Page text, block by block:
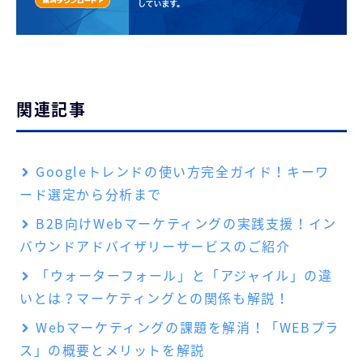
関連記事
Googleトレンドの使い方完全ガイド！キーワ
ード選定から分析まで
B2B向けWebマーケティングの実践支援！イン
バウンドアドバイザリーサービスのご紹介
「ウォーターフォール」と「アジャイル」の違
いとは？マーケティングとの関係も解説！
Webマーケティングの課題を解消！「WEBプラ
ス」の概要とメリットを解説